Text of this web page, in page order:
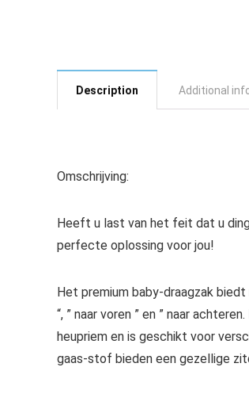
Description Additional
Omschrijving:
Heeft u last van het feit dat u
perfecte oplossing voor jou!
Het premium baby-draagzak
“, ” naar voren ” en ” naar
heupriem en is geschikt voor
gaas-stof bieden een gezellige